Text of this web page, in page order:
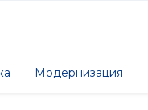
Модернизация